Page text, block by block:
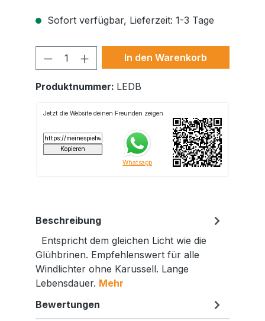
Sofort verfügbar, Lieferzeit: 1-3 Tage
Produkt Anzahl: Gib den
In den Warenkorb
Produktnummer: LEDB
Beschreibung
Entspricht dem gleichen Licht wie die
Glühbrinen. Empfehlenswert für alle
Windlichter ohne Karussell. Lange
Lebensdauer. Mehr
Bewertungen